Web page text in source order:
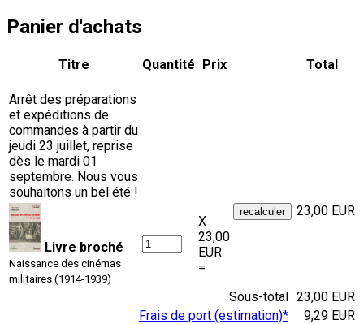
Panier d'achats
Arrêt des préparations
et expéditions de
commandes à partir du
jeudi 23 juillet, reprise
dès le mardi 01
septembre. Nous vous
souhaitons un bel été !
Titre Quantité Prix Total
Livre broché
Naissance des cinémas
militaires (1914-1939)
X
23,00
EUR
=
23,00 EUR
Sous-total 23,00 EUR
Frais de port (estimation)*
9,29 EUR